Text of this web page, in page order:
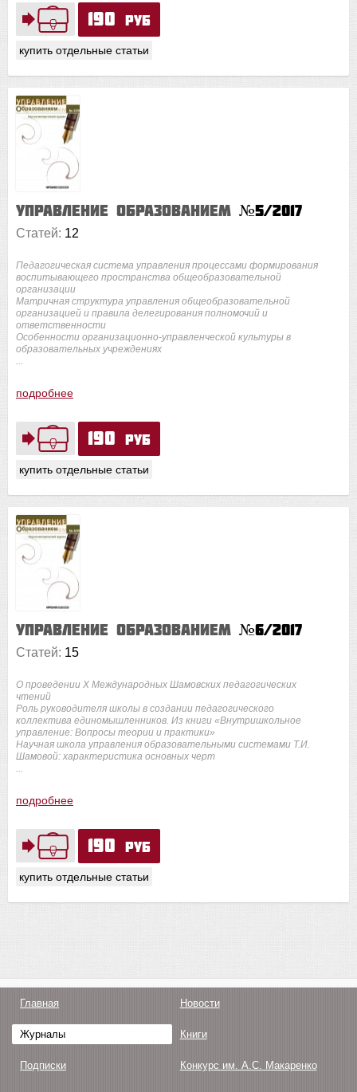
190 руб
купить отдельные статьи
190 руб
купить отдельные статьи
Управление образованием №5/2017
Статей: 12
Педагогическая система управления процессами формирования
воспитывающего пространства общеобразовательной
организации
Матричная структура управления общеобразовательной
организацией и правила делегирования полномочий и
ответственности
Особенности организационно-управленческой культуры в
образовательных учреждениях
подробнее
190 руб
купить отдельные статьи
Управление образованием №6/2017
Статей: 15
О проведении X Международных Шамовских педагогических
чтений
Роль руководителя школы в создании педагогического
коллектива единомышленников. Из книги «Внутришкольное
управление: Вопросы теории и практики»
Научная школа управления образовательными системами Т.И.
Шамовой: характеристика основных черт
подробнее
Главная Новости
Журналы Книги
Подписки Конкурс им. А.С. Макаренко